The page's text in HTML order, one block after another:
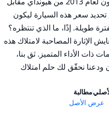
مطالبة
عرض الأصل